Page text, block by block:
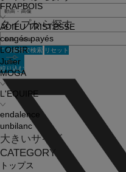
FRAPBOIS
ADIEU TRISTESSE
congés payés
LOISIR
Julier
MOGA
L'EQUIPE
endalence
unbilanc
大きいサイズ
CATEGORY
トップス
タイプから探す
この条件で検索 リセット
絞り込む